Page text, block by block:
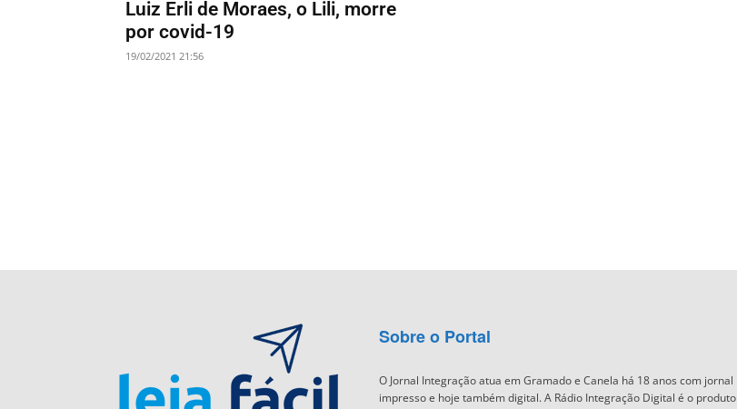
Luiz Erli de Moraes, o Lili, morre
por covid-19
19/02/2021 21:56
Sobre o Portal
O Jornal Integração atua em Gramado e Canela há 18 anos com jornal
impresso e hoje também digital. A Rádio Integração Digital é o produto